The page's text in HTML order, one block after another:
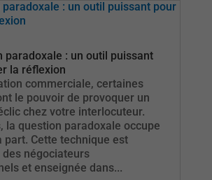
paradoxale : un outil puissant
la réflexion
commerciale, certaines
le pouvoir de provoquer un
chez votre interlocuteur.
la question paradoxale occupe
part. Cette technique est
négociateurs
et enseignée dans...